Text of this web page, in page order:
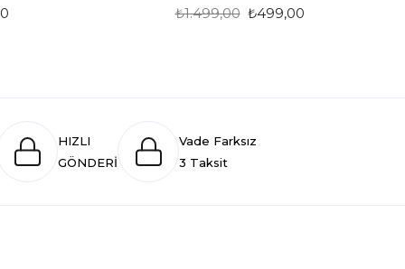
₺499,00
₺1.499,00
HIZLI
GÖNDERİ
Vade Farksız
3 Taksit